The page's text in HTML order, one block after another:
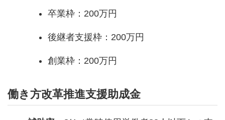
卒業枠：200万円
後継者支援枠：200万円
創業枠：200万円
働き方改革推進支援助成金